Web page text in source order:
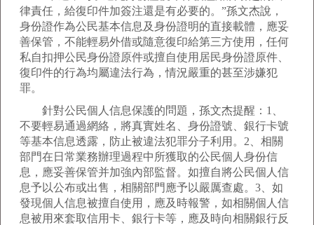
律責任，給復印件加簽注還是有必要的。”孫文杰說，
身份證作為公民基本信息及身份證明的直接載體，應妥
善保管，不能輕易外借或隨意復印給第三方使用，任何
私自扣押公民身份證原件或擅自使用居民身份證原件、
復印件的行為均屬違法行為，情況嚴重的甚至涉嫌犯
罪。
針對公民個人信息保護的問題，孫文杰提醒：1、
不要輕易通過網絡，將真實姓名、身份證號、銀行卡號
等基本信息透露，防止被違法犯罪分子利用。2、相關
部門在日常業務辦理過程中所獲取的公民個人身份信
息，應妥善保管并加強內部監督。如擅自將公民個人信
息予以公布或出售，相關部門應予以嚴厲查處。3、如
發現個人信息被擅自使用，應及時報警，如相關個人信
息被用來套取信用卡、銀行卡等，應及時向相關銀行反